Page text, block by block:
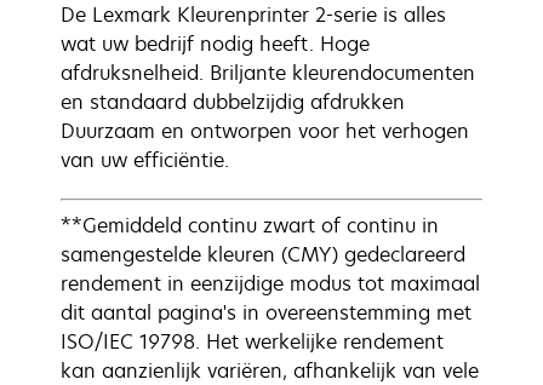
De Lexmark Kleurenprinter 2-serie is alles
wat uw bedrijf nodig heeft. Hoge
afdruksnelheid. Briljante kleurendocumenten
en standaard dubbelzijdig afdrukken
Duurzaam en ontworpen voor het verhogen
van uw efficiëntie.
**Gemiddeld continu zwart of continu in
samengestelde kleuren (CMY) gedeclareerd
rendement in eenzijdige modus tot maximaal
dit aantal pagina's in overeenstemming met
ISO/IEC 19798. Het werkelijke rendement
kan aanzienlijk variëren, afhankelijk van vele